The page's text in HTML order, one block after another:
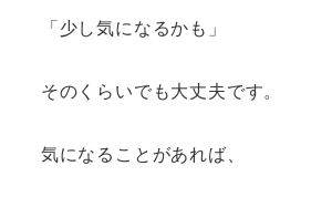
「少し気になるかも」
そのくらいでも大丈夫です。
気になることがあれば、